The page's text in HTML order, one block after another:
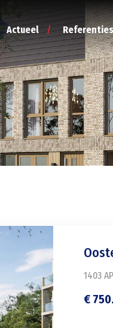
Actueel Referenties
1403 AP
€